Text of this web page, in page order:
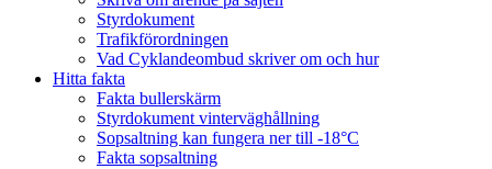
Styrdokument
Trafikförordningen
Vad Cyklandeombud skriver om och hur
Hitta fakta
Fakta bullerskärm
Styrdokument vinterväghållning
Sopsaltning kan fungera ner till -18°C
Fakta sopsaltning